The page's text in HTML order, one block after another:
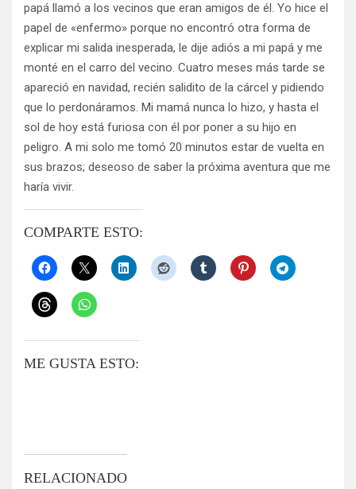
papá llamó a los vecinos que eran amigos de él. Yo hice el
papel de «enfermo» porque no encontró otra forma de
explicar mi salida inesperada, le dije adiós a mi papá y me
monté en el carro del vecino. Cuatro meses más tarde se
apareció en navidad, recién salidito de la cárcel y pidiendo
que lo perdonáramos. Mi mamá nunca lo hizo, y hasta el
sol de hoy está furiosa con él por poner a su hijo en
peligro. A mi solo me tomó 20 minutos estar de vuelta en
sus brazos; deseoso de saber la próxima aventura que me
haría vivir.
COMPARTE ESTO:
ME GUSTA ESTO:
RELACIONADO